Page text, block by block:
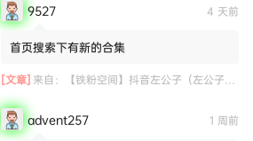
9527 4 天前
首页搜索下有新的合集
[文章] 来自： 【铁粉空间】抖音左公子（左公子666）合集【2063P 181V】
advent257 1 周前